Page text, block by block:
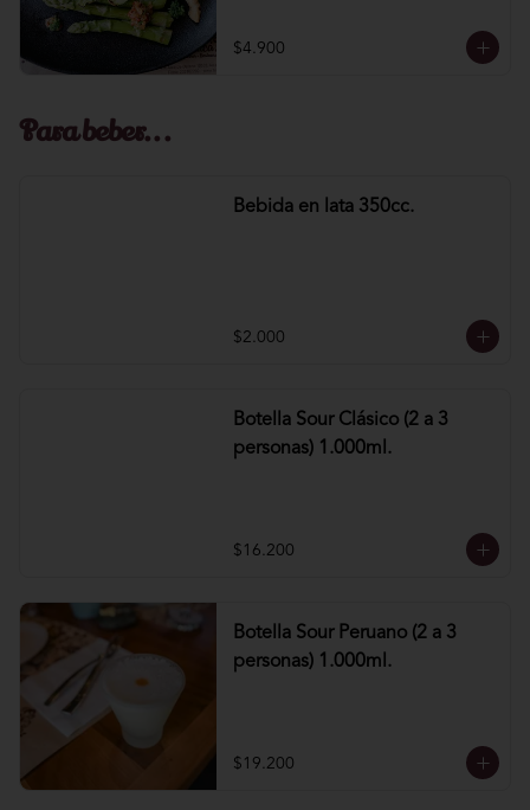
$4.900
Para beber...
Bebida en lata 350cc.
$2.000
Botella Sour Clásico (2 a 3
personas) 1.000ml.
$16.200
Botella Sour Peruano (2 a 3
personas) 1.000ml.
$19.200